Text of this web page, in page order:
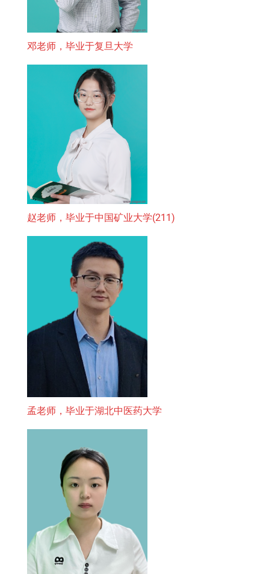
邓老师，毕业于复旦大学
赵老师，毕业于中国矿业大学(211)
孟老师，毕业于湖北中医药大学